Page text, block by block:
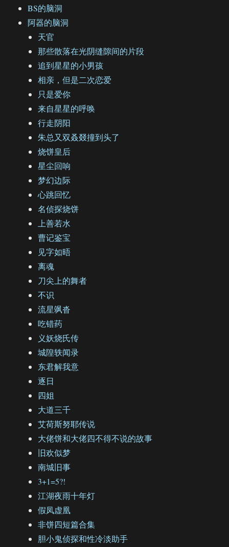
BS的脑洞
阿器的脑洞
天官
那些散落在光阴缝隙间的片段
追到星星的小男孩
相亲，但是二次恋爱
只是爱你
来自星星的呼唤
行走阴阳
朱总又双叒叕撞到头了
烧饼皇后
星尘回响
梦幻边际
心跳回忆
名侦探烧饼
上善若水
曹记鉴宝
见字如晤
离魂
刀尖上的舞者
不识
流星飒沓
吃错药
义妖烧氏传
城隍轶闻录
东君解我意
逐日
四姐
大道三千
艾荷斯努耶传说
大佬饼和大佬四不得不说的故事
旧欢似梦
南城旧事
3+1=5?!
江湖夜雨十年灯
假凤虚凰
非饼四短篇合集
胆小鬼侦探和性冷淡助手